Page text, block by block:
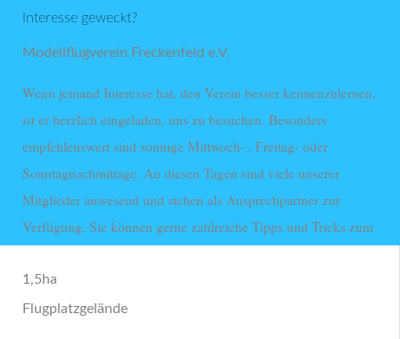
Interesse geweckt?
Modellflugverein Freckenfeld e.V.
Wenn jemand Interesse hat, den Verein besser kennenzulernen,
ist er herzlich eingeladen, uns zu besuchen. Besonders
empfehlenswert sind sonnige Mittwoch- , Freitag- oder
Sonntagnachmittage. An diesen Tagen sind viele unserer
Mitglieder anwesend und stehen als Ansprechpartner zur
Verfügung. Sie können gerne zahlreiche Tipps und Tricks zum
1,5ha
Flugplatzgelände